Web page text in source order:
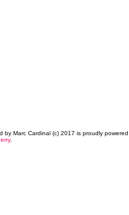
by Marc Cardinal (c) 2017 is proudly
.